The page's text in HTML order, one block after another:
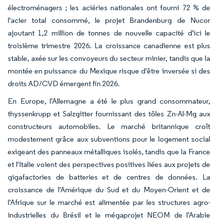
électroménagers ; les aciéries nationales ont fourni 72 % de
l'acier total consommé, le projet Brandenburg de Nucor
ajoutant 1,2 million de tonnes de nouvelle capacité d'ici le
troisième trimestre 2026. La croissance canadienne est plus
stable, axée sur les convoyeurs du secteur minier, tandis que la
montée en puissance du Mexique risque d'être inversée si des
droits AD/CVD émergent fin 2026.
En Europe, l'Allemagne a été le plus grand consommateur,
thyssenkrupp et Salzgitter fournissant des tôles Zn-Al-Mg aux
constructeurs automobiles. Le marché britannique croît
modestement grâce aux subventions pour le logement social
exigeant des panneaux métalliques isolés, tandis que la France
et l'Italie voient des perspectives positives liées aux projets de
gigafactories de batteries et de centres de données. La
croissance de l'Amérique du Sud et du Moyen-Orient et de
l'Afrique sur le marché est alimentée par les structures agro-
industrielles du Brésil et le mégaprojet NEOM de l'Arabie